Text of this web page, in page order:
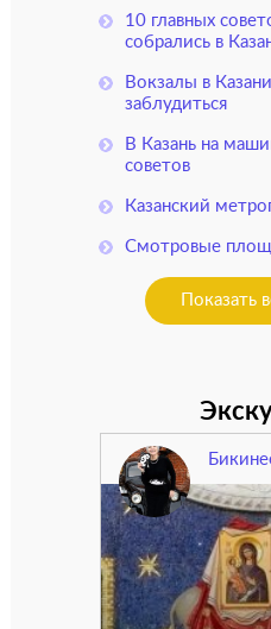
10 главных
собрались в
Вокзалы в
заблудиться
В Казань на
советов
Казанский
Смотровые
Показать